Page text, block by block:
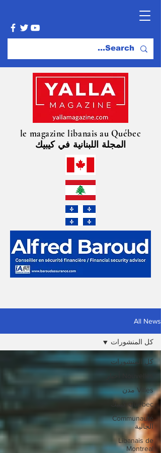
le magazine libanais au Québec
المجلة اللبنانية في كيبيك
All News
كل المنشورات
Villes مدن
Québec كيبيك
Communauté
الجالية
Libanais de
Montreal
كل المنشورات